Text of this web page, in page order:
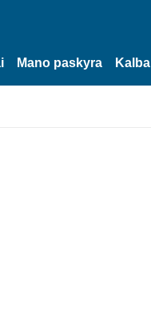
Mano paskyra Kalba